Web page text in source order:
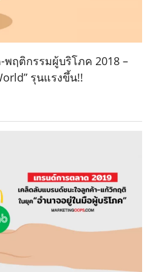
พฤติกรรมผู้บริโภค 2018 –
รุนแรงขึ้น!!